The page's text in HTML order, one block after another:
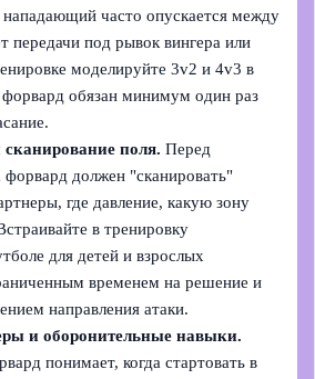
нападающий часто опускается между
передачи под рывок вингера или
моделируйте 3v2 и 4v3 в
форвард обязан минимум один раз
поля. Перед
должен "сканировать"
где давление, какую зону
в тренировку
для детей и взрослых
временем на решение и
направления атаки.
и оборонительные навыки.
понимает, когда стартовать в